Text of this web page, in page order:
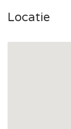
Locatie